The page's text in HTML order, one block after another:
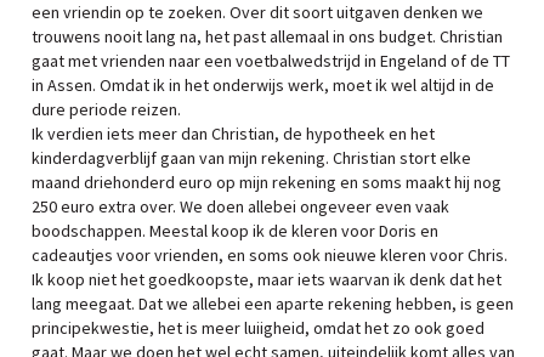
een vriendin op te zoeken. Over dit soort uitgaven denken we
trouwens nooit lang na, het past allemaal in ons budget. Christian
gaat met vrienden naar een voetbalwedstrijd in Engeland of de TT
in Assen. Omdat ik in het onderwijs werk, moet ik wel altijd in de
dure periode reizen.
Ik verdien iets meer dan Christian, de hypotheek en het
kinderdagverblijf gaan van mijn rekening. Christian stort elke
maand driehonderd euro op mijn rekening en soms maakt hij nog
250 euro extra over. We doen allebei ongeveer even vaak
boodschappen. Meestal koop ik de kleren voor Doris en
cadeautjes voor vrienden, en soms ook nieuwe kleren voor Chris.
Ik koop niet het goedkoopste, maar iets waarvan ik denk dat het
lang meegaat. Dat we allebei een aparte rekening hebben, is geen
principekwestie, het is meer luiigheid, omdat het zo ook goed
gaat. Maar we doen het wel echt samen, uiteindelijk komt alles van